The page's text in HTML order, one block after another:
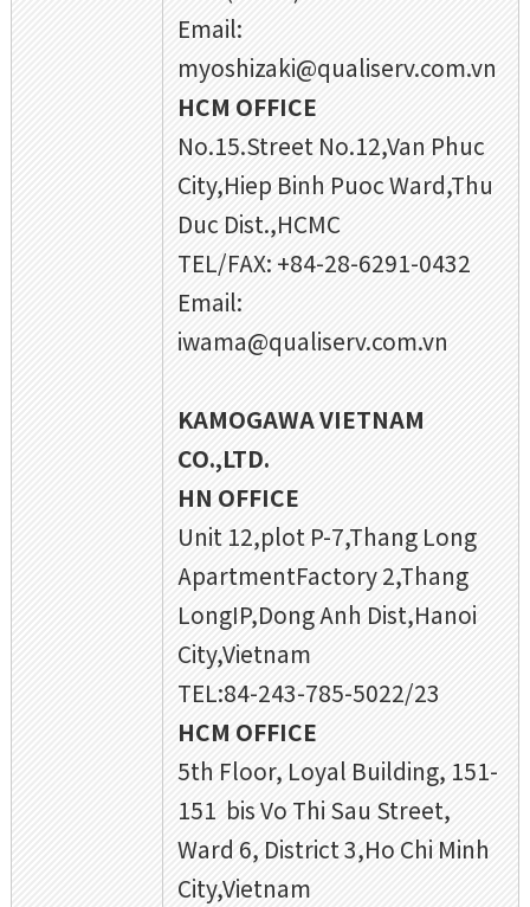
Email:
myoshizaki@qualiserv.com.vn
HCM OFFICE
No.15.Street No.12,Van Phuc
City,Hiep Binh Puoc Ward,Thu
Duc Dist.,HCMC
TEL/FAX: +84-28-6291-0432
Email:
iwama@qualiserv.com.vn
KAMOGAWA VIETNAM
CO.,LTD.
HN OFFICE
Unit 12,plot P-7,Thang Long
ApartmentFactory 2,Thang
LongIP,Dong Anh Dist,Hanoi
City,Vietnam
TEL:84-243-785-5022/23
HCM OFFICE
5th Floor, Loyal Building, 151-
151 bis Vo Thi Sau Street,
Ward 6, District 3,Ho Chi Minh
City,Vietnam